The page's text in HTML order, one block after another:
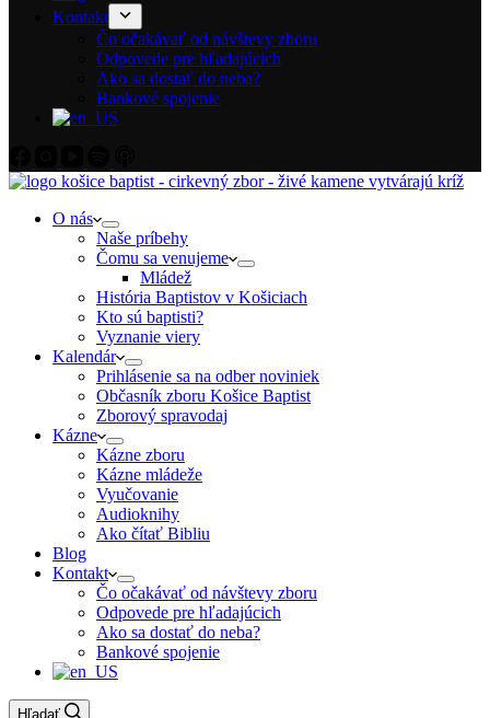
Kontakt
Čo očakávať od návštevy zboru
Odpovede pre hľadajúcich
Ako sa dostať do neba?
Bankové spojenie
O nás
Naše príbehy
Čomu sa venujeme
Mládež
História Baptistov v Košiciach
Kto sú baptisti?
Vyznanie viery
Kalendár
Prihlásenie sa na odber noviniek
Občasník zboru Košice Baptist
Zborový spravodaj
Kázne
Kázne zboru
Kázne mládeže
Vyučovanie
Audioknihy
Ako čítať Bibliu
Blog
Kontakt
Čo očakávať od návštevy zboru
Odpovede pre hľadajúcich
Ako sa dostať do neba?
Bankové spojenie
Hľadať